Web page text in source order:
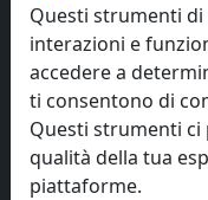
Questi strumenti
interazioni e
accedere a
ti consentono di
Questi strumenti
qualità della tua
piattaforme.